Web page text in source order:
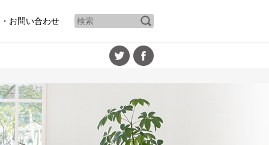
お問い合わせ